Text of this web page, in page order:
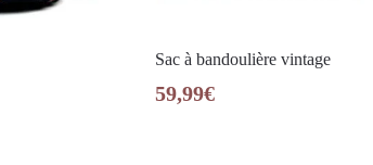
Sac à bandoulière vintage
59,99€